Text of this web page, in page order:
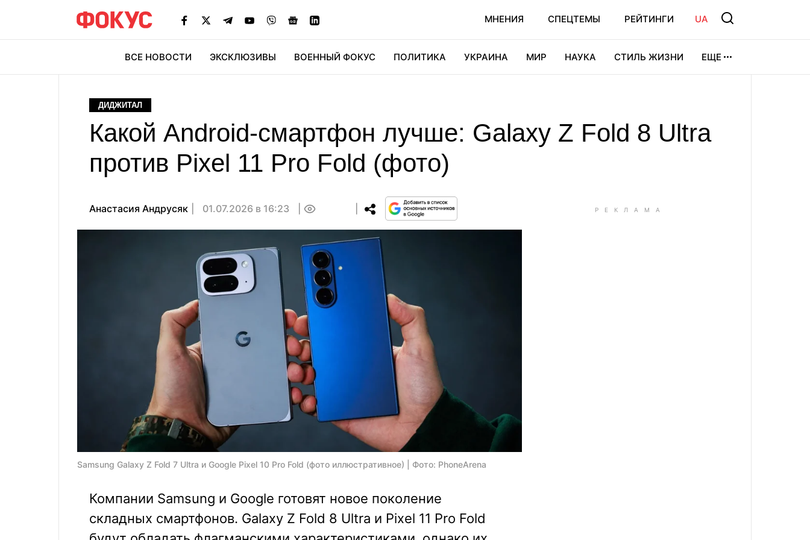
МНЕНИЯ СПЕЦТЕМЫ РЕЙТИНГИ UA
ВСЕ НОВОСТИ ЭКСКЛЮЗИВЫ ВОЕННЫЙ ФОКУС ПОЛИТИКА УКРАИНА МИР НАУКА СТИЛЬ ЖИЗНИ ЕЩЕ
ДИДЖИТАЛ
Какой Android-смартфон лучше: Galaxy Z Fold 8 Ultra
против Pixel 11 Pro Fold (фото)
Анастасия Андрусяк 01.07.2026 в 16:23
Samsung Galaxy Z Fold 7 Ultra и Google Pixel 10 Pro Fold (фото иллюстративное) | Фото: PhoneArena
Компании Samsung и Google готовят новое поколение
складных смартфонов. Galaxy Z Fold 8 Ultra и Pixel 11 Pro Fold